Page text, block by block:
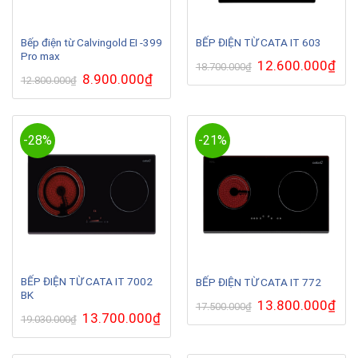
Bếp điện từ Calvingold EI -399
Pro max
12.800.000₫ Giá
gốc
là:
8.900.000₫Giá
hiện
tại
8.900.000₫.
BẾP ĐIỆN TỪ CATA IT 603
18.700.000₫ Giá
gốc
là:
12.600.000₫Giá
hiện
tại
-28%
BẾP ĐIỆN TỪ CATA IT 7002
BK
19.030.000₫ Giá
gốc
là:
13.700.000₫Giá
hiện
tại
-21%
BẾP ĐIỆN TỪ CATA IT 772
17.500.000₫ Giá
gốc
là:
13.800.000₫Giá
hiện
tại